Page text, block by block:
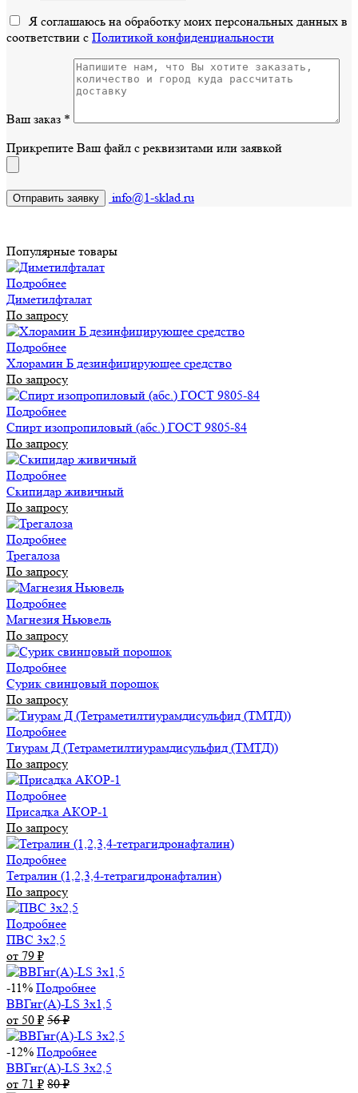
Я соглашаюсь на обработку моих персональных данных в
соответствии с Политикой конфиденциальности
Ваш заказ *
Прикрепите Ваш файл с реквизитами или заявкой
info@1-sklad.ru
Популярные товары
Подробнее
Диметилфталат
По запросу
Подробнее
Хлорамин Б дезинфицирующее средство
По запросу
Подробнее
Спирт изопропиловый (абс.) ГОСТ 9805-84
По запросу
Подробнее
Скипидар живичный
По запросу
Подробнее
Трегалоза
По запросу
Подробнее
Магнезия Ньювель
По запросу
Подробнее
Сурик свинцовый порошок
По запросу
Подробнее
Тиурам Д (Тетраметилтиурамдисульфид (ТМТД))
По запросу
Подробнее
Присадка АКОР-1
По запросу
Подробнее
Тетралин (1,2,3,4-тетрагидронафталин)
По запросу
Подробнее
ПВС 3х2,5
от 79 ₽
-11% Подробнее
ВВГнг(А)-LS 3х1,5
от 50 ₽ 56₽
-12% Подробнее
ВВГнг(А)-LS 3х2,5
от 71 ₽ 80₽